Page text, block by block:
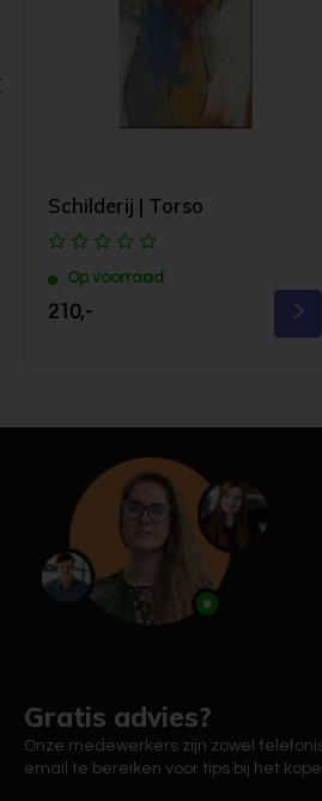
Schilderij | Torso
Op voorraad
210,-
Gratis advies?
Onze medewerkers zijn zowel
email te bereiken voor tips bij het